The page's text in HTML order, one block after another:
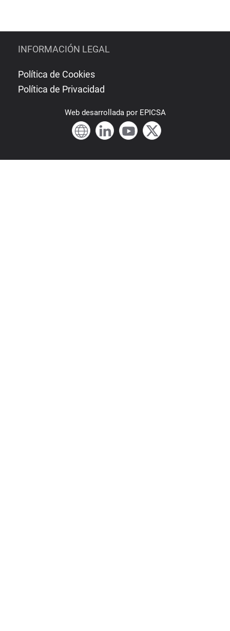
INFORMACIÓN LEGAL
Política de Cookies
Política de Privacidad
Webdesarrollada por EPICSA